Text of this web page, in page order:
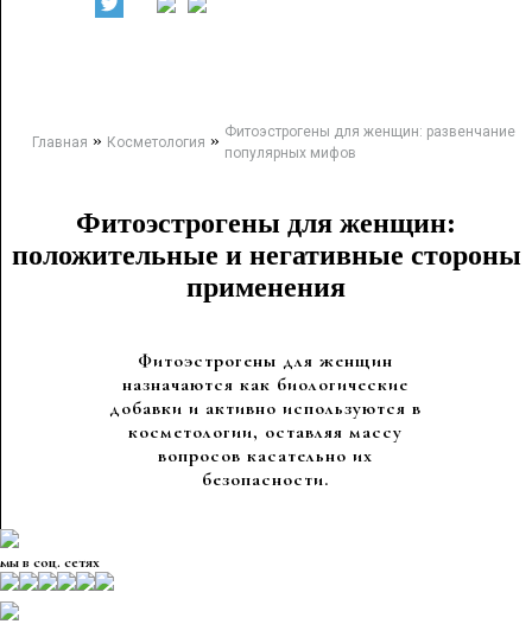
Главная » Косметология » Фитоэстрогены для женщин: развенчание
популярных мифов
Фитоэстрогены для женщин:
положительные и негативные стороны
применения
Фитоэстрогены для женщин
назначаются как биологические
добавки и активно используются в
косметологии, оставляя массу
вопросов касательно их
безопасности.
мы в соц. сетях